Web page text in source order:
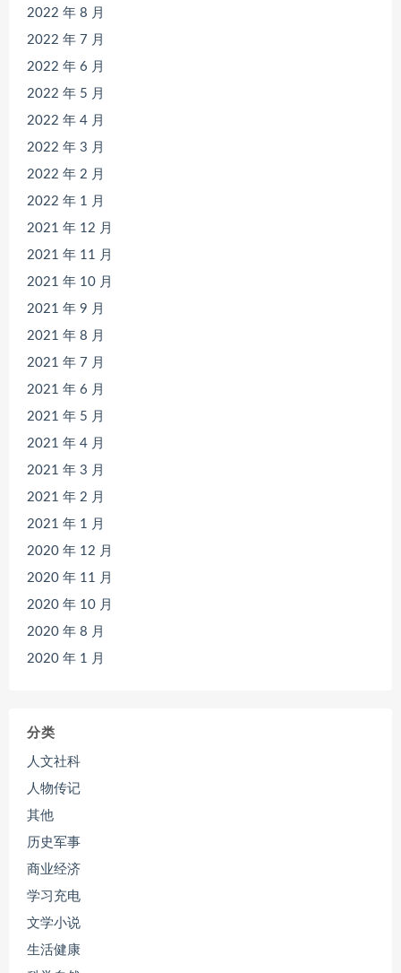
2022 年 8 月
2022 年 7 月
2022 年 6 月
2022 年 5 月
2022 年 4 月
2022 年 3 月
2022 年 2 月
2022 年 1 月
2021 年 12 月
2021 年 11 月
2021 年 10 月
2021 年 9 月
2021 年 8 月
2021 年 7 月
2021 年 6 月
2021 年 5 月
2021 年 4 月
2021 年 3 月
2021 年 2 月
2021 年 1 月
2020 年 12 月
2020 年 11 月
2020 年 10 月
2020 年 8 月
2020 年 1 月
分类
人文社科
人物传记
其他
历史军事
商业经济
学习充电
文学小说
生活健康